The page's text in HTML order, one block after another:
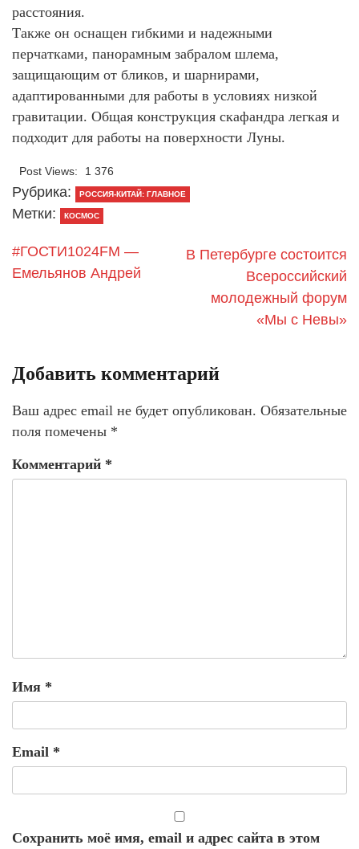
расстояния.
Также он оснащен гибкими и надежными
перчатками, панорамным забралом шлема,
защищающим от бликов, и шарнирами,
адаптированными для работы в условиях низкой
гравитации. Общая конструкция скафандра легкая и
подходит для работы на поверхности Луны.
Post Views: 1 376
Рубрика: РОССИЯ-КИТАЙ: ГЛАВНОЕ
Метки: КОСМОС
#ГОСТИ1024FM —
Емельянов Андрей
В Петербурге состоится
Всероссийский
молодежный форум
«Мы с Невы»
Добавить комментарий
Ваш адрес email не будет опубликован. Обязательные
поля помечены *
Комментарий *
Имя *
Email *
Сохранить моё имя, email и адрес сайта в этом